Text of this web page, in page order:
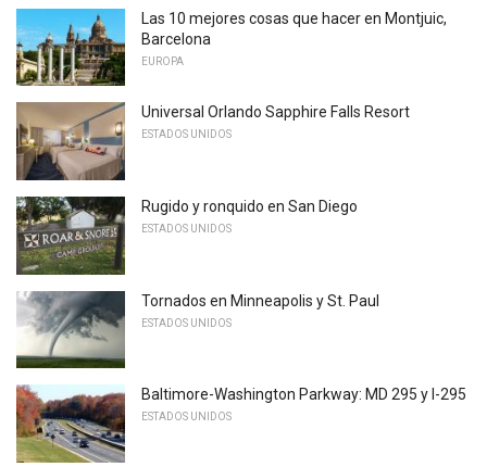
Las 10 mejores cosas que hacer en Montjuic,
Barcelona
EUROPA
Universal Orlando Sapphire Falls Resort
ESTADOS UNIDOS
Rugido y ronquido en San Diego
ESTADOS UNIDOS
Tornados en Minneapolis y St. Paul
ESTADOS UNIDOS
Baltimore-Washington Parkway: MD 295 y I-295
ESTADOS UNIDOS